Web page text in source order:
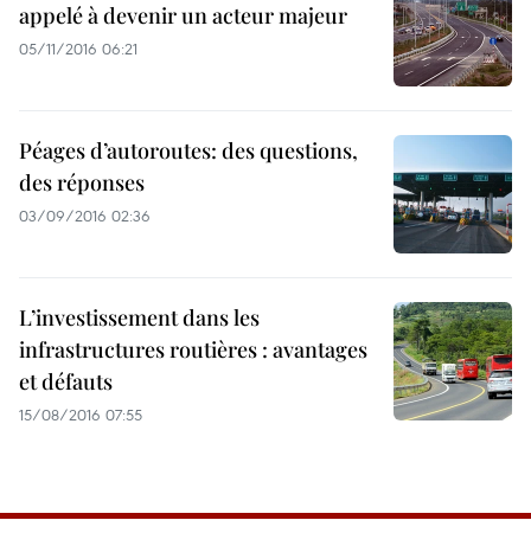
appelé à devenir un acteur majeur
05/11/2016 06:21
Péages d’autoroutes: des questions,
des réponses
03/09/2016 02:36
L’investissement dans les
infrastructures routières : avantages
et défauts
15/08/2016 07:55